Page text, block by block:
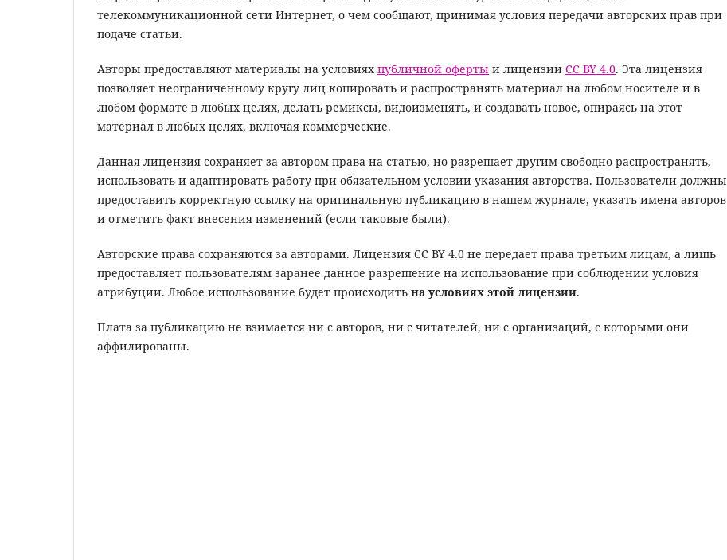
телекоммуникационной сети Интернет, о чем сообщают, принимая условия передачи авторских прав при
подаче статьи.
Авторы предоставляют материалы на условиях публичной оферты и лицензии CC BY 4.0. Эта лицензия
позволяет неограниченному кругу лиц копировать и распространять материал на любом носителе и в
любом формате в любых целях, делать ремиксы, видоизменять, и создавать новое, опираясь на этот
материал в любых целях, включая коммерческие.
Данная лицензия сохраняет за автором права на статью, но разрешает другим свободно распространять,
использовать и адаптировать работу при обязательном условии указания авторства. Пользователи должны
предоставить корректную ссылку на оригинальную публикацию в нашем журнале, указать имена авторов
и отметить факт внесения изменений (если таковые были).
Авторские права сохраняются за авторами. Лицензия CC BY 4.0 не передает права третьим лицам, а лишь
предоставляет пользователям заранее данное разрешение на использование при соблюдении условия
атрибуции. Любое использование будет происходить на условиях этой лицензии.
Плата за публикацию не взимается ни с авторов, ни с читателей, ни с организаций, с которыми они
аффилированы.